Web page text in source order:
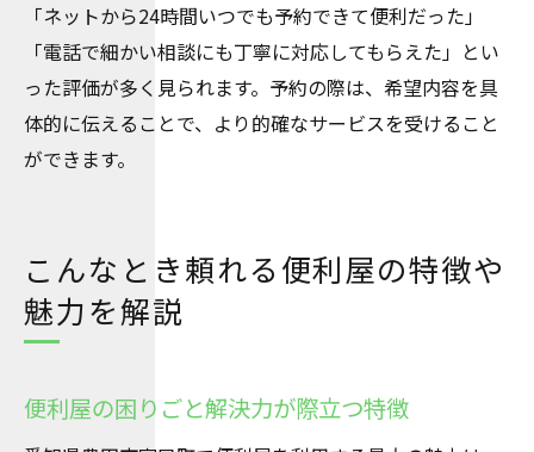
「ネットから24時間いつでも予約できて便利だった」
「電話で細かい相談にも丁寧に対応してもらえた」とい
った評価が多く見られます。予約の際は、希望内容を具
体的に伝えることで、より的確なサービスを受けること
ができます。
こんなとき頼れる便利屋の特徴や
魅力を解説
便利屋の困りごと解決力が際立つ特徴